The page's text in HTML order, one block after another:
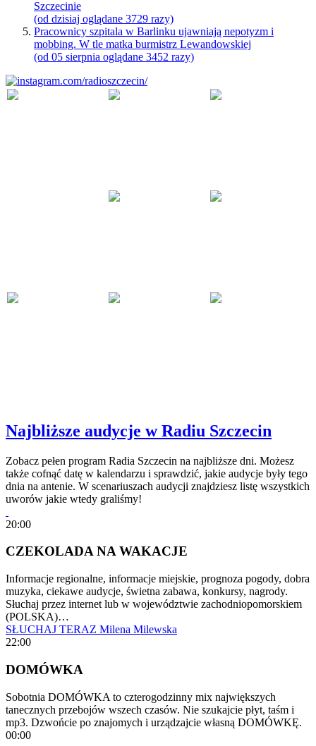
Szczecinie
(od dzisiaj oglądane 3729 razy)
Pracownicy szpitala w Barlinku ujawniają nepotyzm i
mobbing. W tle matka burmistrz Lewandowskiej
(od 05 sierpnia oglądane 3452 razy)
Najbliższe audycje w Radiu Szczecin
Zobacz pełen program Radia Szczecin na najbliższe dni. Możesz
także cofnąć datę w kalendarzu i sprawdzić, jakie audycje były tego
dnia na antenie. W scenariuszach audycji znajdziesz listę wszystkich
uworów jakie wtedy graliśmy!
20:00
CZEKOLADA NA WAKACJE
Informacje regionalne, informacje miejskie, prognoza pogody, dobra
muzyka, ciekawe audycje, świetna zabawa, konkursy, nagrody.
Słuchaj przez internet lub w województwie zachodniopomorskiem
(POLSKA)…
SŁUCHAJ TERAZ Milena Milewska
22:00
DOMÓWKA
Sobotnia DOMÓWKA to czterogodzinny mix największych
tanecznych przebojów wszech czasów. Nie szukajcie płyt, taśm i
mp3. Dzwońcie po znajomych i urządzajcie własną DOMÓWKĘ.
00:00